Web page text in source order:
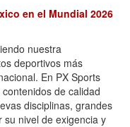
en el Mundial 2026
nuestra
deportivos más
En PX Sports
de calidad
disciplinas, grandes
nivel de exigencia y